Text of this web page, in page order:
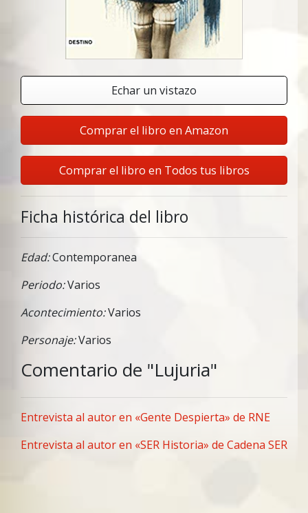
Echar un vistazo
Comprar el libro en Amazon
Comprar el libro en Todos tus libros
Ficha histórica del libro
Edad:Contemporanea
Periodo:Varios
Acontecimiento:Varios
Personaje:Varios
Comentario de "Lujuria"
Entrevista al autor en «Gente Despierta» de RNE
Entrevista al autor en «SER Historia» de Cadena SER